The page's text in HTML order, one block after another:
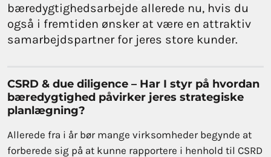
bæredygtighedsarbejde allerede nu, hvis du
også i fremtiden ønsker at være en attraktiv
samarbejdspartner for jeres store kunder.
CSRD & due diligence – Har I styr på hvordan
bæredygtighed påvirker jeres strategiske
planlægning?
Allerede fra i år bør mange virksomheder begynde at
forberede sig på at kunne rapportere i henhold til CSRD